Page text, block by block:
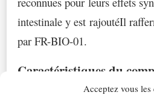
Acceptez vous les
intestinale y est rajoutéIl
par FR-BIO-01.
Caractéristiques du
Probiotiques